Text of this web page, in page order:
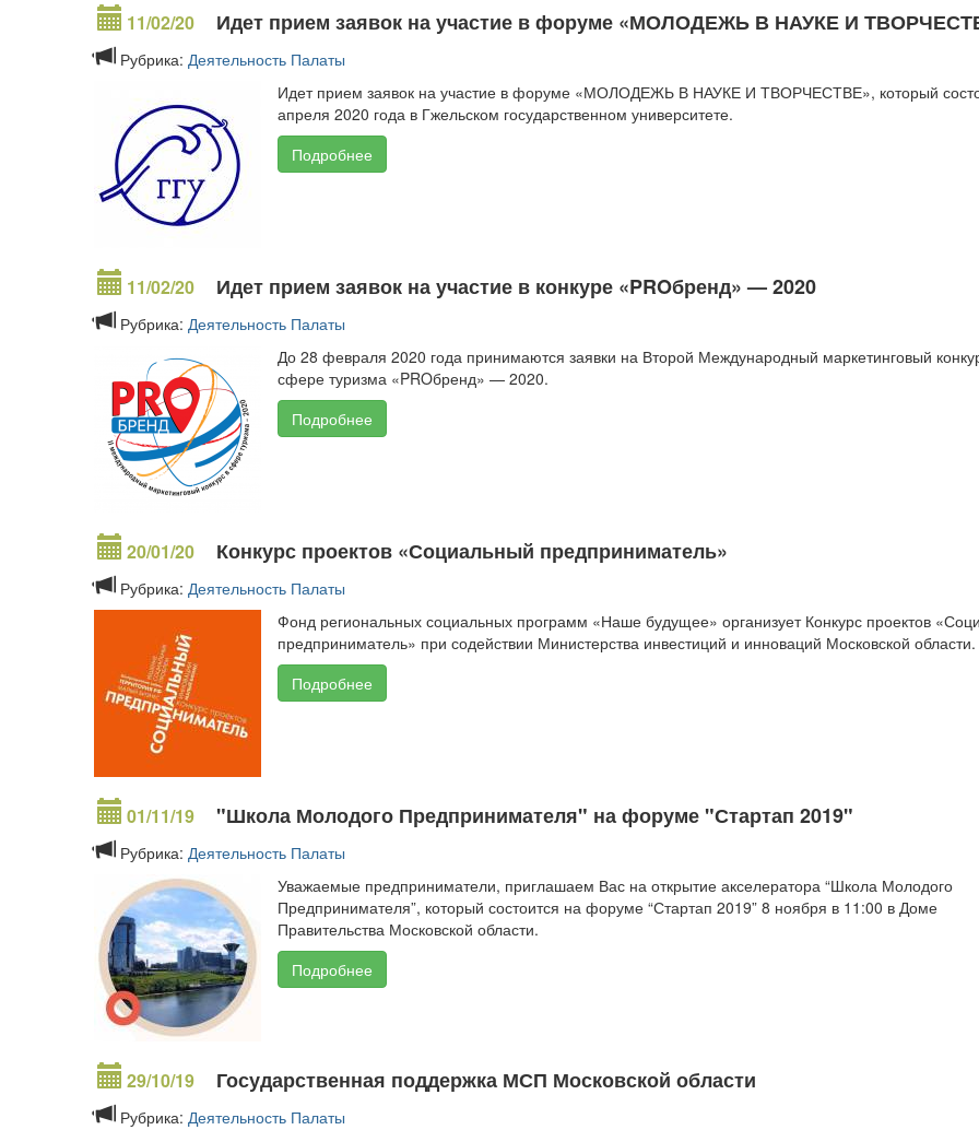
11/02/20 Идет прием заявок на участие в форуме «МОЛОДЕЖЬ В НАУКЕ И
Рубрика: Деятельность Палаты
Идет прием заявок на участие в форуме «МОЛОДЕЖЬ В НАУКЕ И ТВОРЧЕСТВЕ», который
апреля 2020 года в Гжельском государственном университете.
Подробнее
11/02/20 Идет прием заявок на участие в конкуре «PROбренд» — 2020
Рубрика: Деятельность Палаты
До 28 февраля 2020 года принимаются заявки на Второй Международный маркетинговый
сфере туризма «PROбренд» — 2020.
Подробнее
20/01/20 Конкурс проектов «Социальный предприниматель»
Рубрика: Деятельность Палаты
Фонд региональных социальных программ «Наше будущее» организует Конкурс проектов
предприниматель» при содействии Министерства инвестиций и инноваций Московской области.
Подробнее
01/11/19 "Школа Молодого Предпринимателя" на форуме "Стартап 2019"
Рубрика: Деятельность Палаты
Уважаемые предприниматели, приглашаем Вас на открытие акселератора “Школа Молодого
Предпринимателя”, который состоится на форуме “Стартап 2019” 8 ноября в 11:00 в Доме
Правительства Московской области.
Подробнее
29/10/19 Государственная поддержка МСП Московской области
Рубрика: Деятельность Палаты